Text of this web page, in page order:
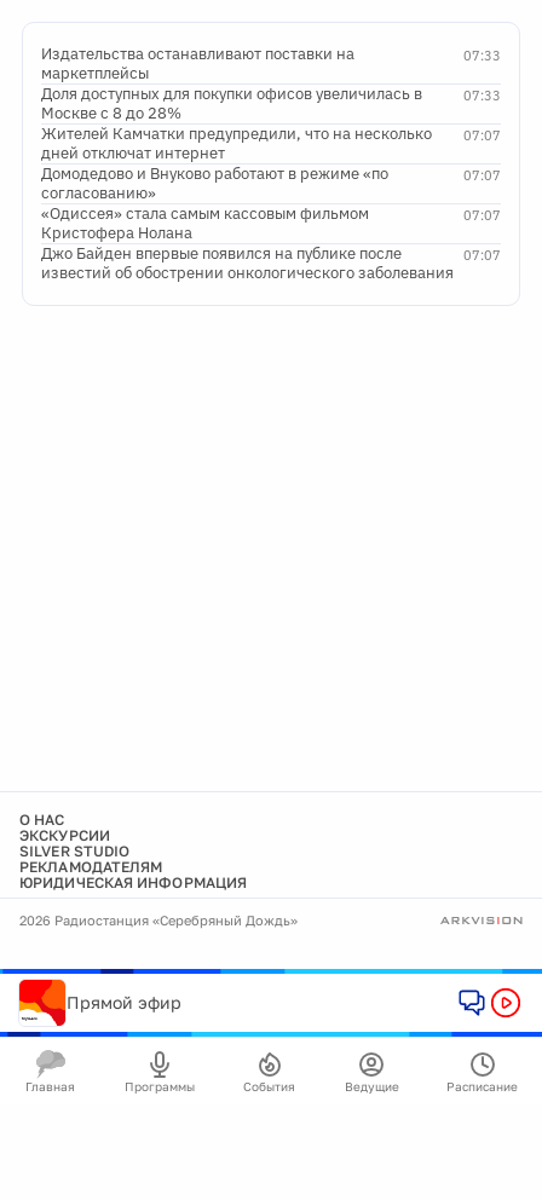
07:33
Издательства останавливают поставки на
маркетплейсы
07:33
Доля доступных для покупки офисов увеличилась в
Москве с 8 до 28%
07:07
Жителей Камчатки предупредили, что на несколько
дней отключат интернет
07:07
Домодедово и Внуково работают в режиме «по
согласованию»
07:07
«Одиссея» стала самым кассовым фильмом
Кристофера Нолана
07:07
Джо Байден впервые появился на публике после
известий об обострении онкологического заболевания
О НАС
ЭКСКУРСИИ
SILVER STUDIO
РЕКЛАМОДАТЕЛЯМ
ЮРИДИЧЕСКАЯ ИНФОРМАЦИЯ
2026 Радиостанция «Серебряный Дождь»
Прямой эфир
Главная Программы События Ведущие Расписание